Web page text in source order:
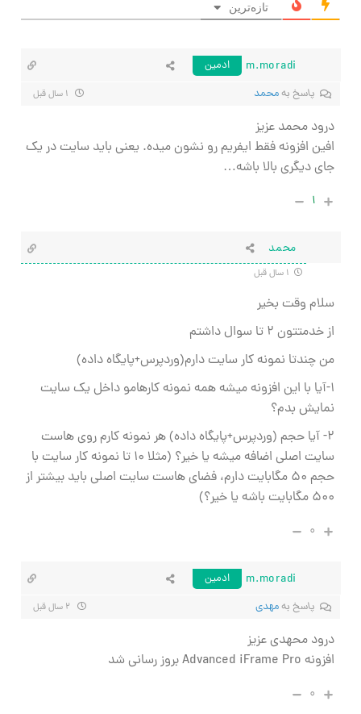
تازه‌ترین
m.moradi
ادمین
پاسخ بهمحمد
درود محمد عزیز
افین افزونه فقط ایفریم رو نشون میده. یعنی باید سایت در یک
جای دیگری بالا باشه…
۱
محمد
سلام وقت بخیر
از خدمتتون ۲ تا سوال داشتم
من چندتا نمونه کار سایت دارم(وردپرس+پایگاه داده)
۱-آیا با این افزونه میشه همه نمونه کارهامو داخل یک سایت
نمایش بدم؟
۲- آیا حجم (وردپرس+پایگاه داده) هر نمونه کارم روی هاست
سایت اصلی اضافه میشه یا خیر؟ (مثلا ۱۰ تا نمونه کار سایت با
حجم ۵۰ مگابایت دارم، فضای هاست سایت اصلی باید بیشتر از
۵۰۰ مگابایت باشه یا خیر؟)
۰
m.moradi
ادمین
پاسخ بهمهدی
درود محهدی عزیز
افزونه Advanced iFrame Pro بروز رسانی شد
۰